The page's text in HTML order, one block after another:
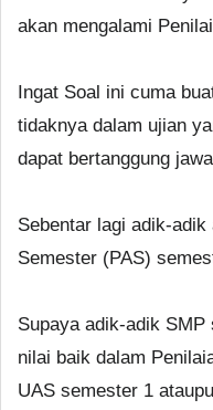
akan mengalami
Ingat Soal ini cuma
tidaknya dalam ujian
dapat bertanggung
Sebentar lagi adik-
Semester (PAS)
Supaya adik-adik
nilai baik dalam
UAS semester 1